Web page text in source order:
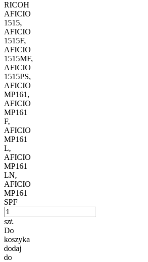
RICOH
AFICIO
1515,
AFICIO
1515F,
AFICIO
1515MF,
AFICIO
1515PS,
AFICIO
MP161,
AFICIO
MP161
F,
AFICIO
MP161
L,
AFICIO
MP161
LN,
AFICIO
MP161
SPF
szt.
Do
koszyka
dodaj
do